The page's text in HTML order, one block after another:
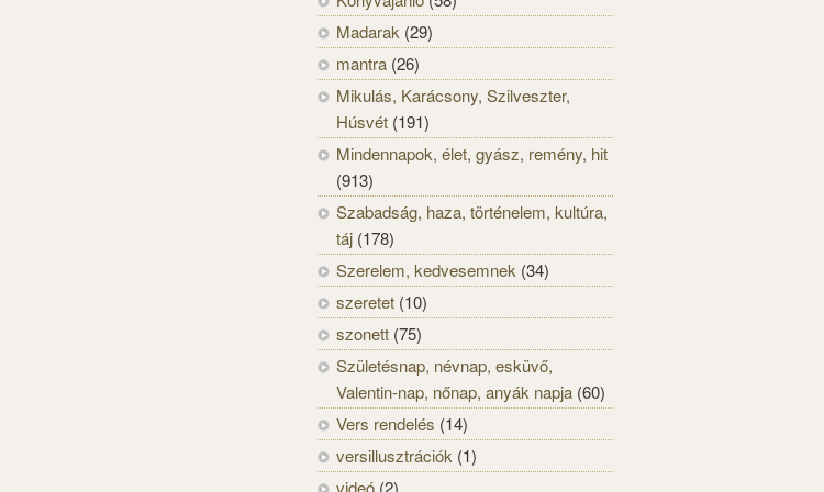
Madarak (29)
mantra (26)
Mikulás, Karácsony, Szilveszter,
Húsvét (191)
Mindennapok, élet, gyász, remény, hit
(913)
Szabadság, haza, történelem, kultúra,
táj (178)
Szerelem, kedvesemnek (34)
szeretet (10)
szonett (75)
Születésnap, névnap, esküvő,
Valentin-nap, nőnap, anyák napja (60)
Vers rendelés (14)
versillusztrációk (1)
videó (2)